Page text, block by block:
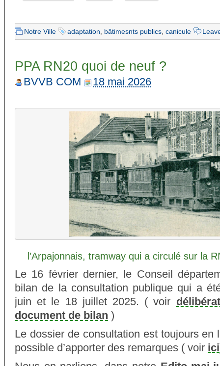
Notre Ville adaptation bâtimesnts publics canicule
PPA RN20 quoi de neuf ?
BVVB COM 18 mai 2026
l’Arpajonnais, tramway qui a circulé sur la
Le 16 février dernier, le Conseil
bilan de la consultation publique qui a
juin et le 18 juillet 2025. ( voir
document de bilan )
Le dossier de consultation est toujours en
possible d’apporter des remarques ( voir ici